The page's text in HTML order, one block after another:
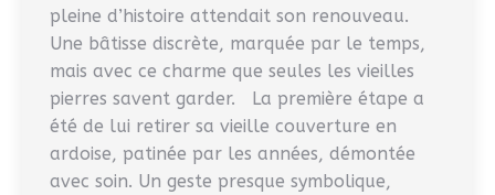
pleine d’histoire attendait son renouveau.
Une bâtisse discrète, marquée par le temps,
mais avec ce charme que seules les vieilles
pierres savent garder. La première étape a
été de lui retirer sa vieille couverture en
ardoise, patinée par les années, démontée
avec soin. Un geste presque symbolique,